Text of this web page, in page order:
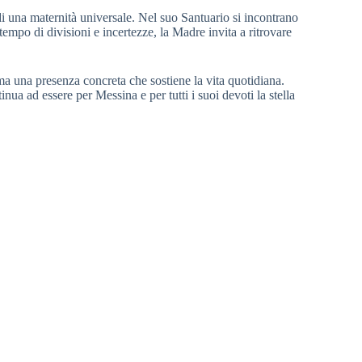
maternità universale. Nel suo Santuario si incontrano
di divisioni e incertezze, la Madre invita a ritrovare
una presenza concreta che sostiene la vita quotidiana.
ad essere per Messina e per tutti i suoi devoti la stella